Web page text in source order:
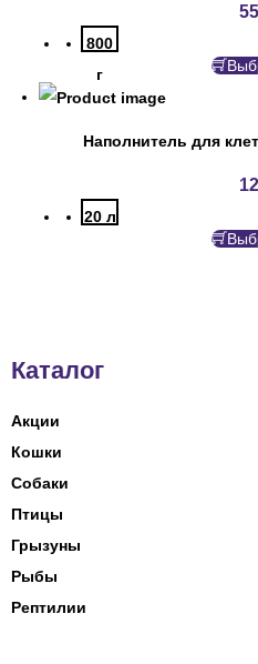
800
г
Наполнитель для
20 л
Каталог
Акции
Кошки
Собаки
Птицы
Грызуны
Рыбы
Рептилии